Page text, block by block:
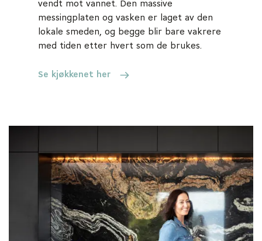
vendt mot vannet. Den massive
messingplaten og vasken er laget av den
lokale smeden, og begge blir bare vakrere
med tiden etter hvert som de brukes.
Se kjøkkenet her